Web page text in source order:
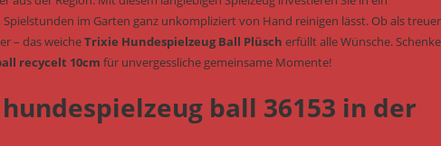
im Garten ganz unkompliziert von Hand reinigen lässt. Ob als treuer
– das weicheTrixie Hundespielzeug Ball Plüsch erfüllt alle Wünsche.
recycelt 10cm für unvergessliche gemeinsame Momente!
ball 36153 in der